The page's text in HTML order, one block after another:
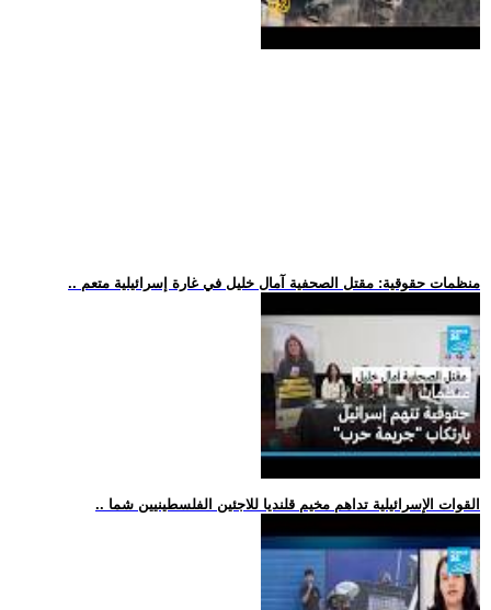
.. منظمات حقوقية: مقتل الصحفية آمال خليل في غارة إسرائيلية متعم
.. القوات الإسرائيلية تداهم مخيم قلنديا للاجئين الفلسطينيين شما